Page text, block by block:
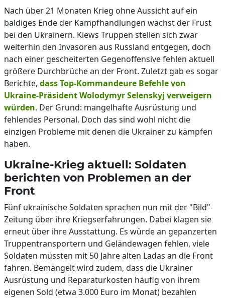
Nach über 21 Monaten Krieg ohne Aussicht auf ein
baldiges Ende der Kampfhandlungen wächst der Frust
bei den Ukrainern. Kiews Truppen stellen sich zwar
weiterhin den Invasoren aus Russland entgegen, doch
nach einer gescheiterten Gegenoffensive fehlen aktuell
größere Durchbrüche an der Front. Zuletzt gab es sogar
Berichte, dass Top-Kommandeure Befehle von
Ukraine-Präsident Wolodymyr Selenskyj verweigern
würden. Der Grund: mangelhafte Ausrüstung und
fehlendes Personal. Doch das sind wohl nicht die
einzigen Probleme mit denen die Ukrainer zu kämpfen
haben.
Ukraine-Krieg aktuell: Soldaten
berichten von Problemen an der
Front
Fünf ukrainische Soldaten sprachen nun mit der "Bild"-
Zeitung über ihre Kriegserfahrungen. Dabei klagen sie
erneut über ihre Ausstattung. Es würde an gepanzerten
Truppentransportern und Geländewagen fehlen, viele
Soldaten müssten mit 50 Jahre alten Ladas an die Front
fahren. Bemängelt wird zudem, dass die Ukrainer
Ausrüstung und Reparaturkosten häufig von ihrem
eigenen Sold (etwa 3.000 Euro im Monat) bezahlen